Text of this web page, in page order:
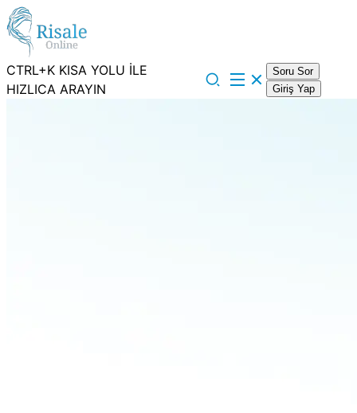
CTRL+K KISA YOLU İLE
HIZLICA ARAYIN
Soru Sor
Giriş Yap